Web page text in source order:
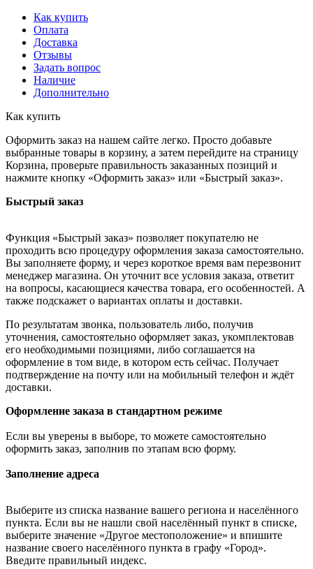
Как купить
Оплата
Доставка
Отзывы
Задать вопрос
Наличие
Дополнительно
Как купить
Оформить заказ на нашем сайте легко. Просто добавьте
выбранные товары в корзину, а затем перейдите на страницу
Корзина, проверьте правильность заказанных позиций и
нажмите кнопку «Оформить заказ» или «Быстрый заказ».
Быстрый заказ
Функция «Быстрый заказ» позволяет покупателю не
проходить всю процедуру оформления заказа самостоятельно.
Вы заполняете форму, и через короткое время вам перезвонит
менеджер магазина. Он уточнит все условия заказа, ответит
на вопросы, касающиеся качества товара, его особенностей. А
также подскажет о вариантах оплаты и доставки.
По результатам звонка, пользователь либо, получив
уточнения, самостоятельно оформляет заказ, укомплектовав
его необходимыми позициями, либо соглашается на
оформление в том виде, в котором есть сейчас. Получает
подтверждение на почту или на мобильный телефон и ждёт
доставки.
Оформление заказа в стандартном режиме
Если вы уверены в выборе, то можете самостоятельно
оформить заказ, заполнив по этапам всю форму.
Заполнение адреса
Выберите из списка название вашего региона и населённого
пункта. Если вы не нашли свой населённый пункт в списке,
выберите значение «Другое местоположение» и впишите
название своего населённого пункта в графу «Город».
Введите правильный индекс.